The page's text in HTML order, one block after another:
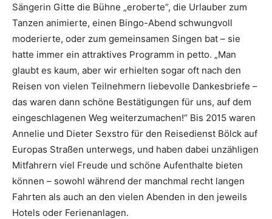
Sängerin Gitte die Bühne „eroberte“, die Urlauber zum
Tanzen animierte, einen Bingo-Abend schwungvoll
moderierte, oder zum gemeinsamen Singen bat – sie
hatte immer ein attraktives Programm in petto. „Man
glaubt es kaum, aber wir erhielten sogar oft nach den
Reisen von vielen Teilnehmern liebevolle Dankesbriefe –
das waren dann schöne Bestätigungen für uns, auf dem
eingeschlagenen Weg weiterzumachen!“ Bis 2015 waren
Annelie und Dieter Sexstro für den Reisedienst Bölck auf
Europas Straßen unterwegs, und haben dabei unzähligen
Mitfahrern viel Freude und schöne Aufenthalte bieten
können – sowohl während der manchmal recht langen
Fahrten als auch an den vielen Abenden in den jeweils
Hotels oder Ferienanlagen.